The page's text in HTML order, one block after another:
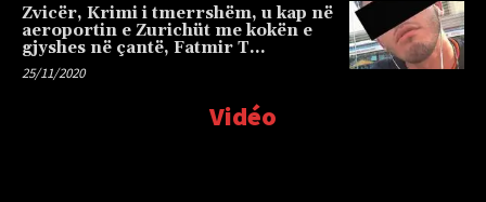
Zvicër, Krimi i tmerrshëm, u kap në
aeroportin e Zurichüt me kokën e
gjyshes në çantë, Fatmir T…
25/11/2020
Vidéo